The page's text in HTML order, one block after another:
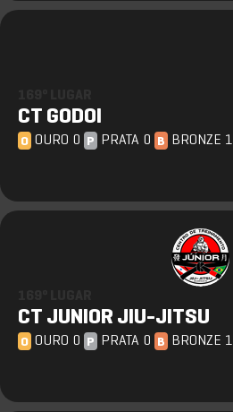
CT GODOI
O OURO 0 P PRATA 0 B BRONZE 1
CT JUNIOR JIU-JITSU
O OURO 0 P PRATA 0 B BRONZE 1